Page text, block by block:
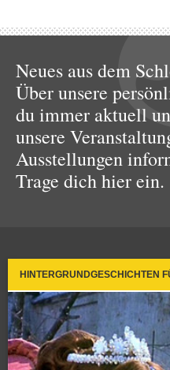
Neues aus dem
Über unsere
du immer aktuell
unsere
Ausstellungen
Trage dich hier ein.
HINTERGRUNDGESCHICHTEN